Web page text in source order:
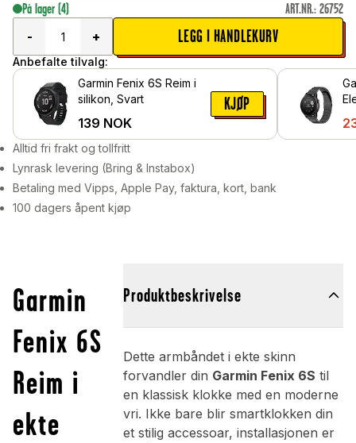
På lager (4) ART.NR.: 26752
-
+ LEGG I HANDLEKURV
Anbefalte tilvalg:
Garmin Fenix 6S Reim i
silikon, Svart
139 NOK
KJØP
Alltid fri frakt og tollfritt
Lynrask levering (Bring & Instabox)
Betaling med Vipps, Apple Pay, faktura, kort, bank
100 dagers åpent kjøp
Garmin
Fenix 6S
Reim i
ekte
Produktbeskrivelse
Dette armbåndet i ekte skinn
forvandler din Garmin Fenix 6S til
en klassisk klokke med en moderne
vri. Ikke bare blir smartklokken din
et stilig accessoar, installasjonen er